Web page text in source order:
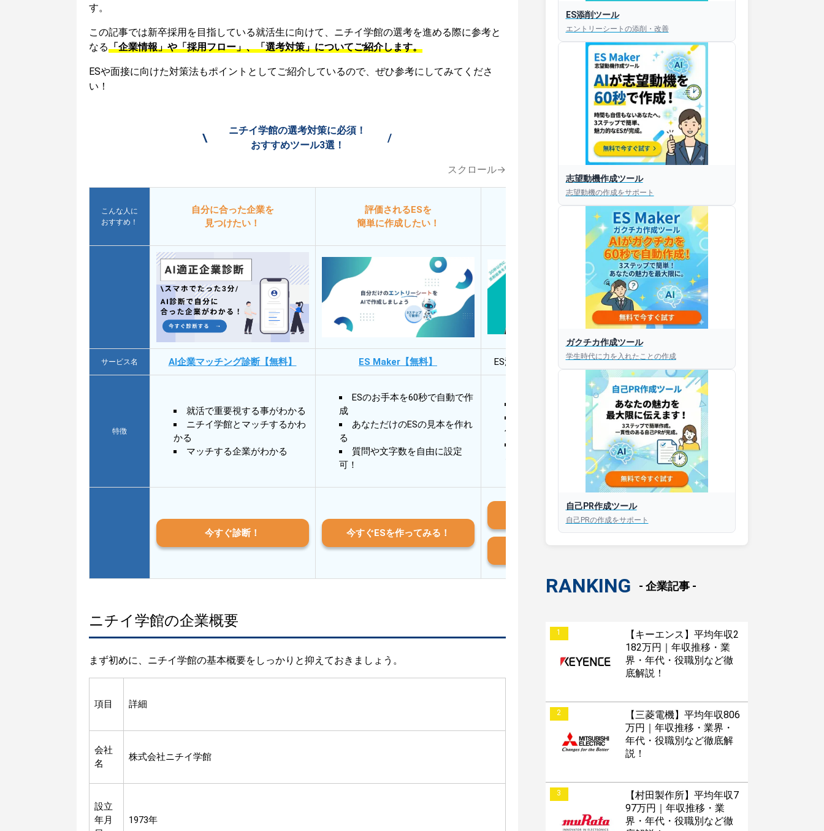
す。
この記事では新卒採用を目指している就活生に向けて、ニチイ学館の選考を進める際に参考と
なる「企業情報」や「採用フロー」、「選考対策」についてご紹介します。
ESや面接に向けた対策法もポイントとしてご紹介しているので、ぜひ参考にしてみてくださ
い！
\
ニチイ学館の選考対策に必須！
おすすめツール3選！
/
スクロール→
こんな人に
おすすめ！
自分に合った企業を
見つけたい！
評価されるESを
簡単に作成したい！
今すぐESを
添削してほしい！
サービス名 AI企業マッチング診断【無料】 ES Maker【無料】 ES添削・面接対策アプリ【無料】
特徴
就活で重要視する事がわかる
ニチイ学館とマッチするかわ
かる
マッチする企業がわかる
ESのお手本を60秒で自動で作
成
あなただけのESの見本を作れ
る
質問や文字数を自由に設定
可！
30秒以内にあなたのESを添削
30秒以内にあなただけのESを
作成
AIと対話して面接練習ができ
今すぐ診断！ 今すぐESを作ってみる！
iOS版はこちら
ニチイ学館の企業概要
まず初めに、ニチイ学館の基本概要をしっかりと抑えておきましょう。
項目 詳細
会社
名
株式会社ニチイ学館
設立
年月
1973年
ES添削ツール
エントリーシートの添削・改善
志望動機作成ツール
志望動機の作成をサポート
ガクチカ作成ツール
学生時代に力を入れたことの作成
自己PR作成ツール
自己PRの作成をサポート
RANKING - 企業記事 -
1
【キーエンス】平均年収2
182万円｜年収推移・業
界・年代・役職別など徹
底解説！
2
【三菱電機】平均年収806
万円｜年収推移・業界・
年代・役職別など徹底解
説！
3
【村田製作所】平均年収7
97万円｜年収推移・業
界・年代・役職別など徹